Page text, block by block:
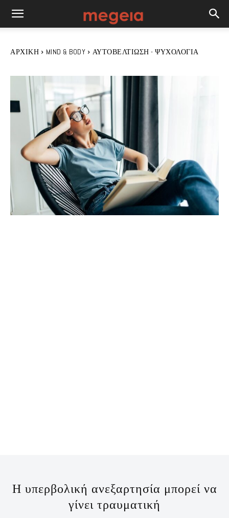
ΑΡΧΙΚΉ MIND & BODY ΑΥΤΟΒΕΛΤΊΩΣΗ - ΨΥΧΟΛΟΓΊΑ
Η υπερβολική ανεξαρτησία μπορεί να
γίνει τραυματική